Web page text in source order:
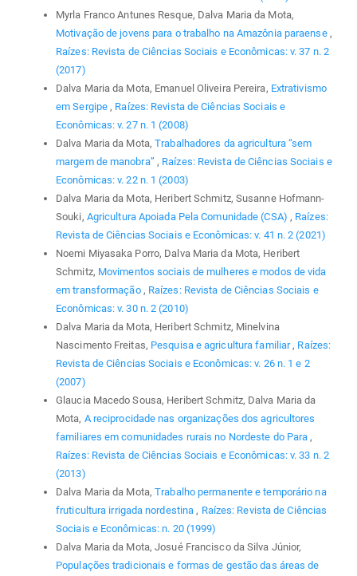
Myrla Franco Antunes Resque, Dalva Maria da Mota,
Motivação de jovens para o trabalho na Amazônia paraense ,
Raízes: Revista de Ciências Sociais e Econômicas: v. 37 n. 2
(2017)
Dalva Maria da Mota, Emanuel Oliveira Pereira, Extrativismo
em Sergipe , Raízes: Revista de Ciências Sociais e
Econômicas: v. 27 n. 1 (2008)
Dalva Maria da Mota,Trabalhadores da agricultura “sem
margem de manobra” , Raízes: Revista de Ciências Sociais e
Econômicas: v. 22 n. 1 (2003)
Dalva Maria da Mota, Heribert Schmitz, Susanne Hofmann-
Souki, Agricultura Apoiada Pela Comunidade (CSA) , Raízes:
Revista de Ciências Sociais e Econômicas: v. 41 n. 2 (2021)
Noemi Miyasaka Porro, Dalva Maria da Mota, Heribert
Schmitz, Movimentos sociais de mulheres e modos de vida
em transformação , Raízes: Revista de Ciências Sociais e
Econômicas: v. 30 n. 2 (2010)
Dalva Maria da Mota, Heribert Schmitz, Minelvina
Nascimento Freitas, Pesquisa e agricultura familiar , Raízes:
Revista de Ciências Sociais e Econômicas: v. 26 n. 1 e 2
(2007)
Glaucia Macedo Sousa, Heribert Schmitz, Dalva Maria da
Mota, A reciprocidade nas organizações dos agricultores
familiares em comunidades rurais no Nordeste do Para ,
Raízes: Revista de Ciências Sociais e Econômicas: v. 33 n. 2
(2013)
Dalva Maria da Mota,Trabalho permanente e temporário na
fruticultura irrigada nordestina , Raízes: Revista de Ciências
Sociais e Econômicas: n. 20 (1999)
Dalva Maria da Mota, Josué Francisco da Silva Júnior,
Populações tradicionais e formas de gestão das áreas de